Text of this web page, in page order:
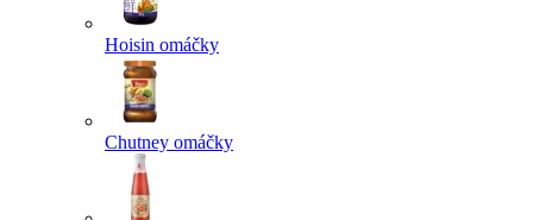
Hoisin omáčky
Chutney omáčky